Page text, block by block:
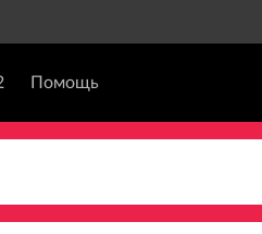
Помощь